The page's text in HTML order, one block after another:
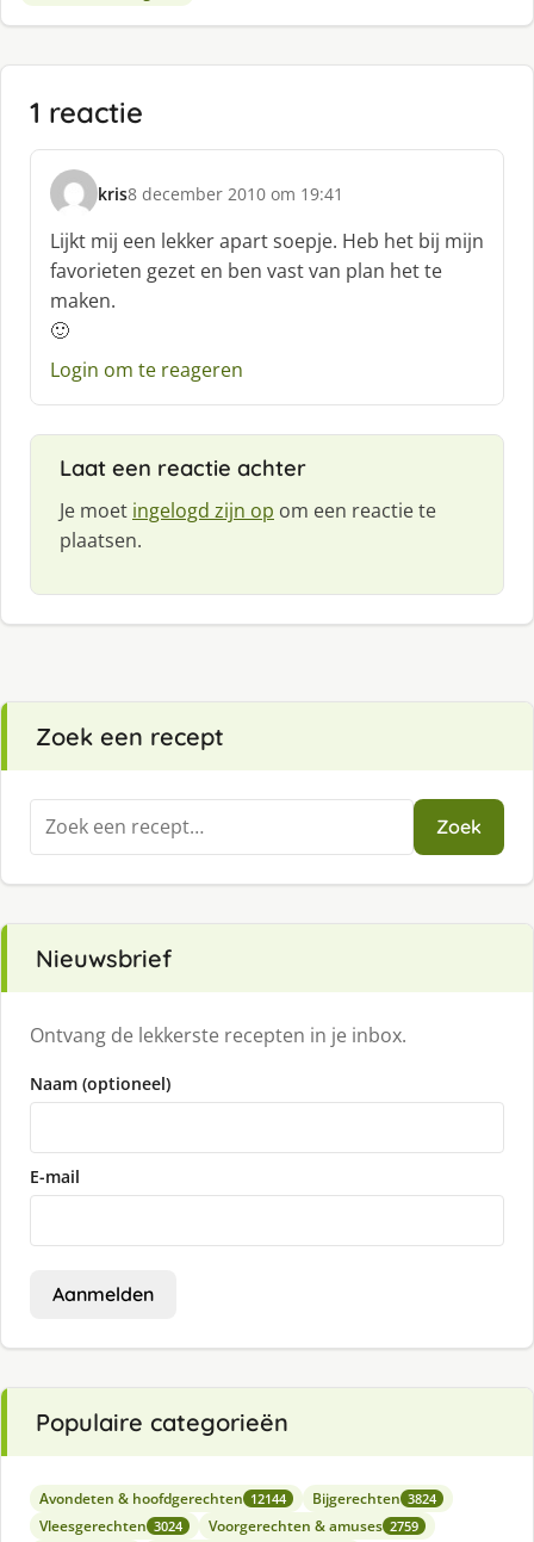
1 reactie
kris
s
c
h
r
e
e
:
8 december 2010 om 19:41
Lijkt mij een lekker apart soepje. Heb het bij mijn
favorieten gezet en ben vast van plan het te
maken.
🙂
Login om te reageren
Laat een reactie achter
Je moet ingelogd zijn op om een reactie te
plaatsen.
Zoek een recept
Zoeken
naar:
Zoek
Nieuwsbrief
Ontvang de lekkerste recepten in je inbox.
Naam (optioneel)
E-mail
Aanmelden
Populaire categorieën
Avondeten & hoofdgerechten 12144 Bijgerechten 3824
Vleesgerechten 3024 Voorgerechten & amuses 2759